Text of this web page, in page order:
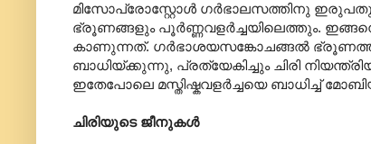
മിസോപ്രോസ്റ്റോൾ ഗർഭാലസത്തിനു ഇരുപതു
ഭ്രൂണങ്ങളും പൂർണ്ണവളർച്ചയിലെത്തും.
കാണുന്നത്. ഗർഭാശയസങ്കോചങ്ങൽ
ബാധിയ്ക്കുന്നു, പ്രത്യേകിച്ചും ചിരി
ഇതേപോലെ മസ്തിഷ്കവളർച്ചയെ ബാധിച്ച്
ചിരിയുടെ ജീനുകൾ